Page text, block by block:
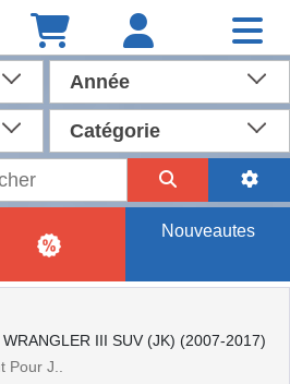
Année
Catégorie
Nouveautes
III SUV (JK) (2007-2017)
Pour J..